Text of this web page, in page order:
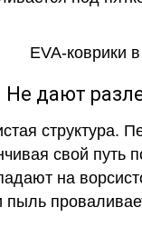
Не дают
структура.
свой
на
пыль